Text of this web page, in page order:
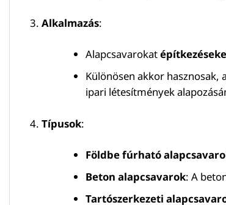
Alkalmazás:
Alapcsavarokat
Különösen akkor hasznosak,
ipari létesítmények
Típusok:
Földbe fúrható
Beton alapcsavarok: A
Tartószerkezeti